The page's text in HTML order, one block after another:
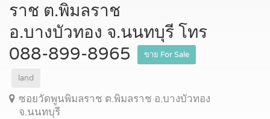
ราช ต.พิมลราช
อ.บางบัวทอง จ.นนทบุรี โทร
088-899-8965
ขาย For Sale
land
ซอยวัดพูนพิมลราช ต.พิมลราช อ.บางบัวทอง
จ.นนทบุรี